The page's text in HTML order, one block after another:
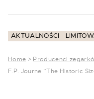
AKTUALNOŚCI
Home > Producenci
F.P. Journe ”The Historic